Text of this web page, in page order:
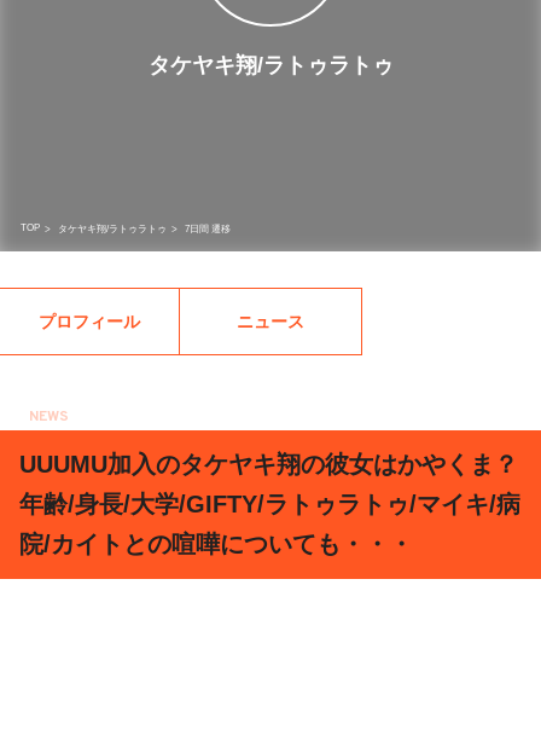
タケヤキ翔/ラトゥラトゥ
TOP > タケヤキ翔/ラトゥラトゥ > 7日間 遷移
プロフィール ニュース
NEWS
UUUMU加入のタケヤキ翔の彼女はかやくま？
年齢/身長/大学/GIFTY/ラトゥラトゥ/マイキ/病
院/カイトとの喧嘩についても・・・